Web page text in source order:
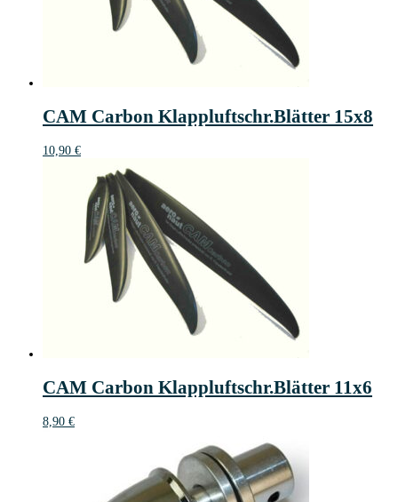
CAM Carbon Klappluftschr.Blätter 15x8
10,90 €
CAM Carbon Klappluftschr.Blätter 11x6
8,90 €